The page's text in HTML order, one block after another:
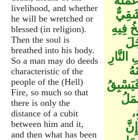
livelihood, and whether
he will be wretched or
blessed (in religion).
Then the soul is
breathed into his body.
So a man may do deeds
characteristic of the
people of the (Hell)
Fire, so much so that
there is only the
distance of a cubit
between him and it,
and then what has been
فِيهِ
فَيَسْبِقُ